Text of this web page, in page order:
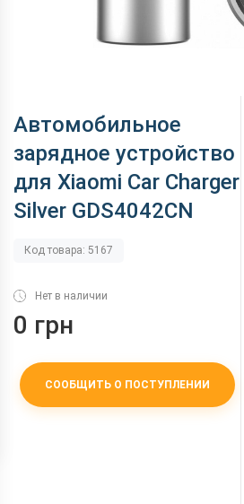
Автомобильное
зарядное устройство
для Xiaomi Car Charger
Silver GDS4042CN
Код товара: 5167
Нет в наличии
0 грн
СООБЩИТЬ О ПОСТУПЛЕНИИ